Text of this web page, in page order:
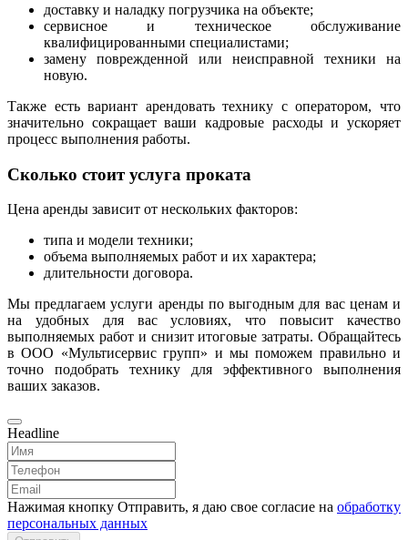
доставку и наладку погрузчика на объекте;
сервисное и техническое обслуживание
квалифицированными специалистами;
замену поврежденной или неисправной техники на
новую.
Также есть вариант арендовать технику с оператором, что
значительно сокращает ваши кадровые расходы и ускоряет
процесс выполнения работы.
Сколько стоит услуга проката
Цена аренды зависит от нескольких факторов:
типа и модели техники;
объема выполняемых работ и их характера;
длительности договора.
Мы предлагаем услуги аренды по выгодным для вас ценам и
на удобных для вас условиях, что повысит качество
выполняемых работ и снизит итоговые затраты. Обращайтесь
в ООО «Мультисервис групп» и мы поможем правильно и
точно подобрать технику для эффективного выполнения
ваших заказов.
Headline
Нажимая кнопку Отправить, я даю свое согласие на обработку
персональных данных